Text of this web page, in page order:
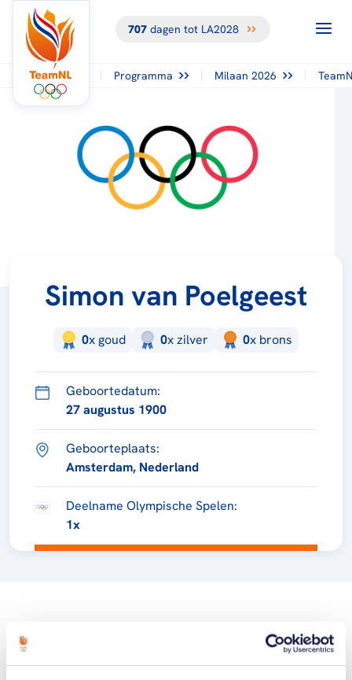
707dagen tot LA2028
Programma Milaan 2026
Simon van Poelgeest
0x goud 0xzilver 0x brons
Geboortedatum:
27 augustus 1900
Geboorteplaats:
Amsterdam, Nederland
Deelname Olympische Spelen:
1x